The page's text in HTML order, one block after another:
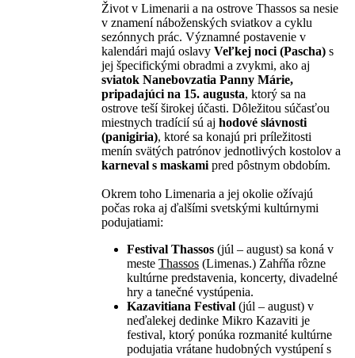
Život v Limenarii a na ostrove Thassos sa nesie
v znamení náboženských sviatkov a cyklu
sezónnych prác. Významné postavenie v
kalendári majú oslavy Veľkej noci (Pascha) s
jej špecifickými obradmi a zvykmi, ako aj
sviatok Nanebovzatia Panny Márie,
pripadajúci na 15. augusta, ktorý sa na
ostrove teší širokej účasti. Dôležitou súčasťou
miestnych tradícií sú aj hodové slávnosti
(panigiria), ktoré sa konajú pri príležitosti
menín svätých patrónov jednotlivých kostolov a
karneval s maskami pred pôstnym obdobím.
Okrem toho Limenaria a jej okolie ožívajú
počas roka aj ďalšími svetskými kultúrnymi
podujatiami:
Festival Thassos (júl – august) sa koná v
meste Thassos (Limenas.) Zahŕňa rôzne
kultúrne predstavenia, koncerty, divadelné
hry a tanečné vystúpenia.
Kazavitiana Festival (júl – august) v
neďalekej dedinke Mikro Kazaviti je
festival, ktorý ponúka rozmanité kultúrne
podujatia vrátane hudobných vystúpení s